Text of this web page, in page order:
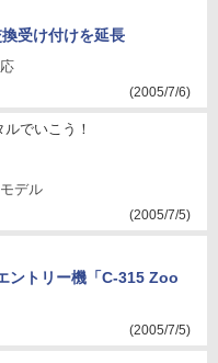
受け付けを延長
(2005/7/6)
でいこう！
デル
(2005/7/5)
ントリー機「C-315 Zoo
(2005/7/5)